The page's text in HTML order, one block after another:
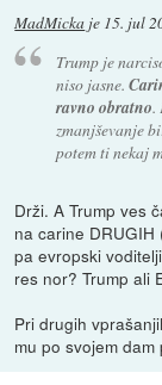
MadMicka je 15. jul
Trump je
niso jasne.
ravno obratno.
zmanjševanje
potem ti nekaj
Drži. A Trump ves
na carine
pa evropski
res nor? Trump ali
Pri drugih
mu po svojem